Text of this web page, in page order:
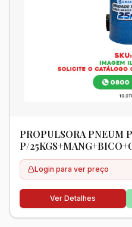
PROPULSORA PNEUM
P/
BREMEN
Login para ver preço
Ver Detalhes